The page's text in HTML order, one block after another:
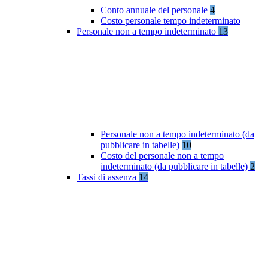
Conto annuale del personale 4
Costo personale tempo indeterminato
Personale non a tempo indeterminato 13
Personale non a tempo indeterminato (da
pubblicare in tabelle) 10
Costo del personale non a tempo
indeterminato (da pubblicare in tabelle) 2
Tassi di assenza 14